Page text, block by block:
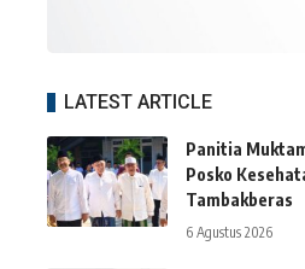
LATEST ARTICLE
Panitia
Posko
Tambakberas
6 Agustus 2026